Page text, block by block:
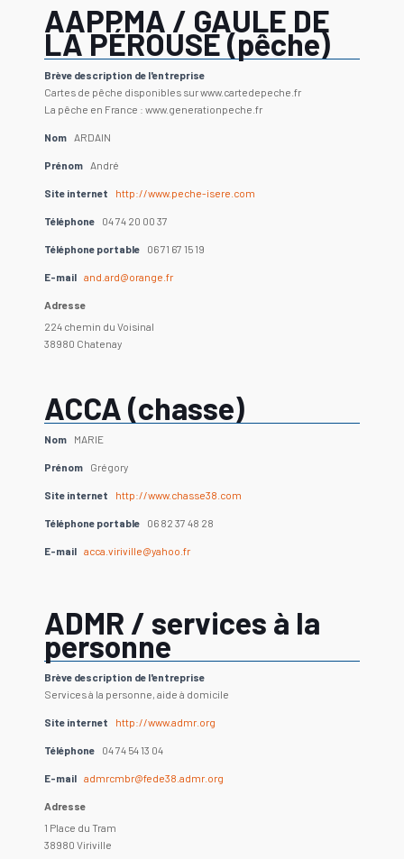
AAPPMA / GAULE DE
LA PÉROUSE (pêche)
Brève description de l'entreprise
Cartes de pêche disponibles sur www.cartedepeche.fr
La pêche en France : www.generationpeche.fr
Nom ARDAIN
Prénom André
Site internet http://www.peche-isere.com
Téléphone 04 74 20 00 37
Téléphone portable 06 71 67 15 19
E-mail and.ard@orange.fr
Adresse
224 chemin du Voisinal
38980 Chatenay
ACCA (chasse)
Nom MARIE
Prénom Grégory
Site internet http://www.chasse38.com
Téléphone portable 06 82 37 48 28
E-mail acca.viriville@yahoo.fr
ADMR / services à la
personne
Brève description de l'entreprise
Services à la personne, aide à domicile
Site internet http://www.admr.org
Téléphone 04 74 54 13 04
E-mail admrcmbr@fede38.admr.org
Adresse
1 Place du Tram
38980 Viriville